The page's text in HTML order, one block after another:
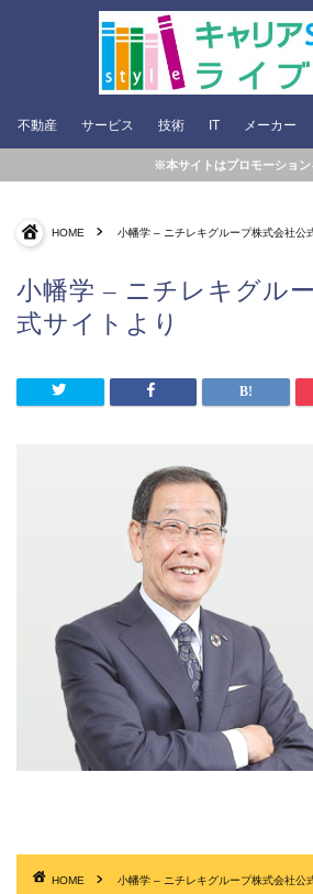
不動産 サービス 技術 IT メーカー
※本サイトはプロモーション
HOME 小幡学 – ニチレキグループ株式会社公
小幡学 – ニチレキグル
式サイトより
HOME 小幡学 – ニチレキグループ株式会社公